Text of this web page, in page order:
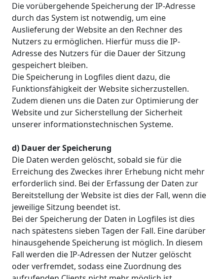
Die vorübergehende Speicherung der IP-Adresse
durch das System ist notwendig, um eine
Auslieferung der Website an den Rechner des
Nutzers zu ermöglichen. Hierfür muss die IP-
Adresse des Nutzers für die Dauer der Sitzung
gespeichert bleiben.
Die Speicherung in Logfiles dient dazu, die
Funktionsfähigkeit der Website sicherzustellen.
Zudem dienen uns die Daten zur Optimierung der
Website und zur Sicherstellung der Sicherheit
unserer informationstechnischen Systeme.
d) Dauer der Speicherung
Die Daten werden gelöscht, sobald sie für die
Erreichung des Zweckes ihrer Erhebung nicht mehr
erforderlich sind. Bei der Erfassung der Daten zur
Bereitstellung der Website ist dies der Fall, wenn die
jeweilige Sitzung beendet ist.
Bei der Speicherung der Daten in Logfiles ist dies
nach spätestens sieben Tagen der Fall. Eine darüber
hinausgehende Speicherung ist möglich. In diesem
Fall werden die IP-Adressen der Nutzer gelöscht
oder verfremdet, sodass eine Zuordnung des